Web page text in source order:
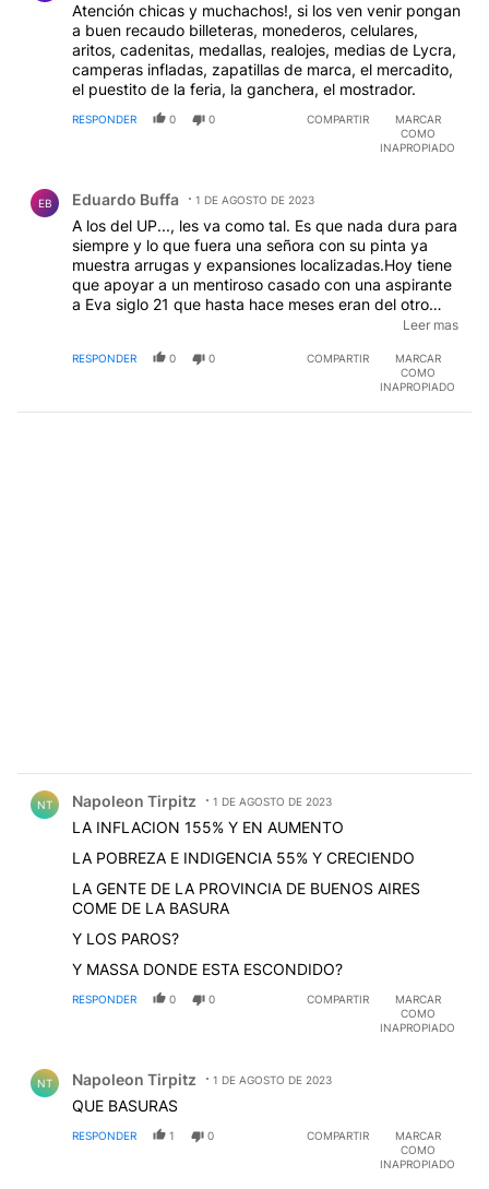
Atención chicas y muchachos!, si los ven venir pongan
a buen recaudo billeteras, monederos, celulares,
aritos, cadenitas, medallas, realojes, medias de Lycra,
camperas infladas, zapatillas de marca, el mercadito,
el puestito de la feria, la ganchera, el mostrador.
RESPONDER 0 0 COMPARTIR
MARCAR
COMO
INAPROPIADO
EB Eduardo Buffa 1 DE AGOSTO DE 2023
A los del UP..., les va como tal. Es que nada dura para
siempre y lo que fuera una señora con su pinta ya
muestra arrugas y expansiones localizadas.Hoy tiene
que apoyar a un mentiroso casado con una aspirante
a Eva siglo 21 que hasta hace meses eran del otro
lado de la tapia nac&pop. Los actuales "patriotas"
hacen...todas mal. Ya es tarde. Sorry.
EDITADO
Leer mas
RESPONDER 0 0 COMPARTIR
MARCAR
COMO
INAPROPIADO
NT Napoleon Tirpitz 1 DE AGOSTO DE 2023
LA INFLACION 155% Y EN AUMENTO
LA POBREZA E INDIGENCIA 55% Y CRECIENDO
LA GENTE DE LA PROVINCIA DE BUENOS AIRES
COME DE LA BASURA
Y LOS PAROS?
Y MASSA DONDE ESTA ESCONDIDO?
RESPONDER 0 0 COMPARTIR
MARCAR
COMO
INAPROPIADO
NT Napoleon Tirpitz 1 DE AGOSTO DE 2023
QUE BASURAS
RESPONDER 1 0 COMPARTIR
MARCAR
COMO
INAPROPIADO